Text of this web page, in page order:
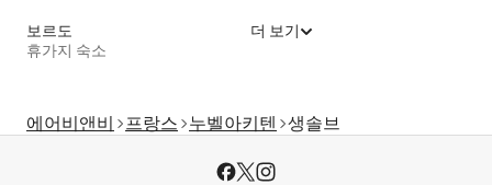
보르도
휴가지 숙소
더 보기
에어비앤비 프랑스 누벨아키텐 생솔브